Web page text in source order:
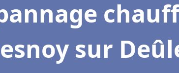
sur